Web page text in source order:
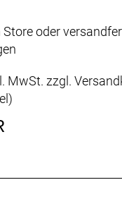
oder
MwSt. zzgl.
)